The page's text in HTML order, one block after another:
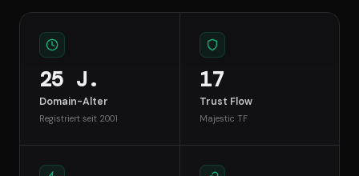
25 J.
Domain-Alter
Registriert seit 2001
17
Trust Flow
Majestic TF